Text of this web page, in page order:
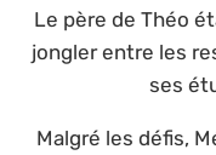
Le père de Théo
jongler entre les
ses
Malgré les défis,